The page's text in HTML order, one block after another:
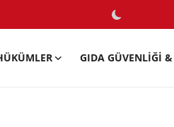
GIDA GÜVENLIĞI